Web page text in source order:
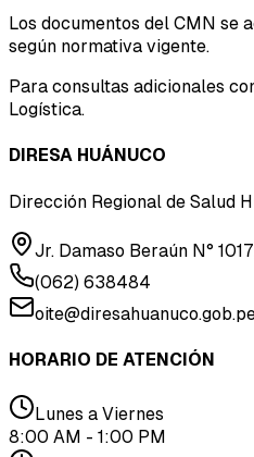
Los documentos del CMN se
según normativa vigente.
Para consultas adicionales
Logística.
DIRESA HUÁNUCO
Dirección Regional de Salud
Jr. Damaso Beraún N°
(062) 638484
HORARIO DE ATENCIÓN
Lunes a Viernes
8:00 AM - 1:00 PM